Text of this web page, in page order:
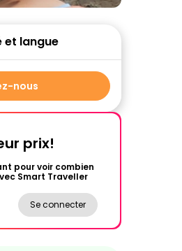
et langue
nous
prix!
pour voir combien
Smart Traveller
Se connecter